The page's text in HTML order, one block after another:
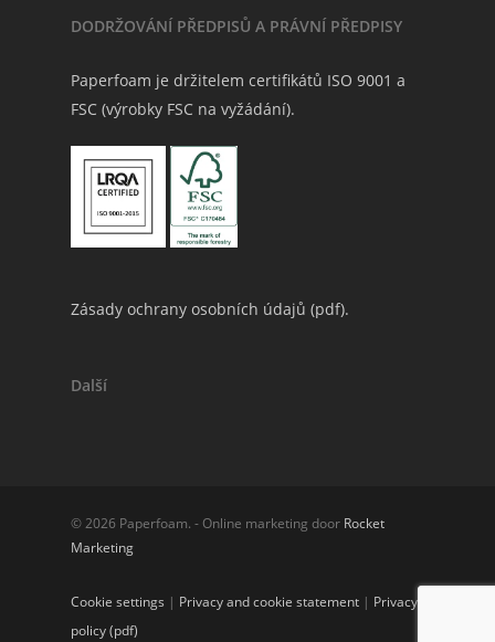
DODRŽOVÁNÍ PŘEDPISŮ A PRÁVNÍ PŘEDPISY
Paperfoam je držitelem certifikátů ISO 9001 a
FSC (výrobky FSC na vyžádání).
Zásady ochrany osobních údajů (pdf).
Další
© 2026 Paperfoam. - Online marketing door Rocket
Marketing
Cookie settings | Privacy and cookie statement | Privacy
policy (pdf)